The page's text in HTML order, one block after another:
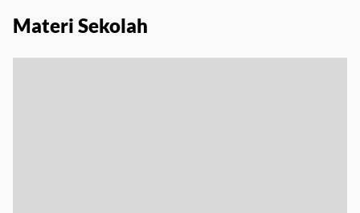
Materi Sekolah